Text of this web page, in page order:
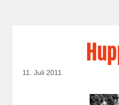
11. Juli 2011